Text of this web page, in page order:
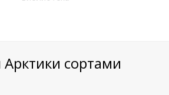
сортами